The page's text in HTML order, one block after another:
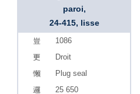
paroi,
24-415, lisse
1086
Droit
Plug seal
25 650